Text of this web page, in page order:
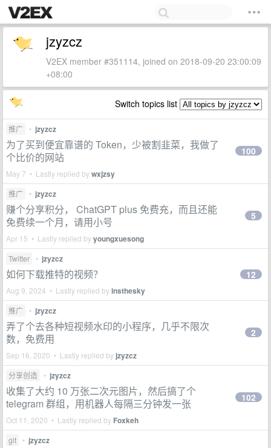
jzyzcz
V2EX member #351114, joined on 2018-09-20 23:00:09
+08:00
Switch topics list
推广 • jzyzcz
为了买到便宜靠谱的 Token，少被割韭菜，我做了
个比价的网站
May 7 • Lastly replied bywxjzsy
100
推广 • jzyzcz
赚个分享积分， ChatGPT plus 免费充，而且还能
免费续一个月，请用小号
Apr 15 • Lastly replied byyoungxuesong
5
Twitter • jzyzcz
如何下载推特的视频？
Aug 9, 2024 • Lastly replied byinsthesky
12
推广 • jzyzcz
弄了个去各种短视频水印的小程序，几乎不限次
数，免费用
Sep 16, 2020 • Lastly replied by jzyzcz
2
分享创造 • jzyzcz
收集了大约 10 万张二次元图片，然后搞了个
telegram 群组，用机器人每隔三分钟发一张
Oct 11, 2020 • Lastly replied by Foxkeh
102
git • jzyzcz